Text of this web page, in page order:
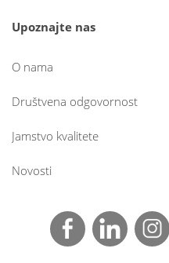
Upoznajte nas
O nama
Društvena odgovornost
Jamstvo kvalitete
Novosti